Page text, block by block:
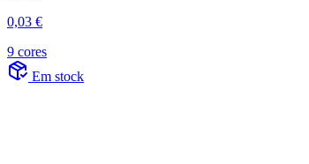
0,03 €
9 cores
Em stock